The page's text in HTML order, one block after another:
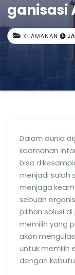
ganisasi
KEAMANAN
Dalam dunia
keamanan
bisa
menjadi salah
menjaga
sebuah
pilihan solusi
memilih yang
akan
untuk memilih
dengan